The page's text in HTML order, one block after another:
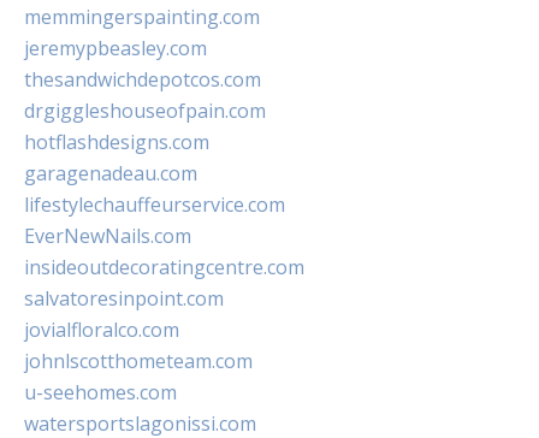
memmingerspainting.com
jeremypbeasley.com
thesandwichdepotcos.com
drgiggleshouseofpain.com
hotflashdesigns.com
garagenadeau.com
lifestylechauffeurservice.com
EverNewNails.com
insideoutdecoratingcentre.com
salvatoresinpoint.com
jovialfloralco.com
johnlscotthometeam.com
u-seehomes.com
watersportslagonissi.com